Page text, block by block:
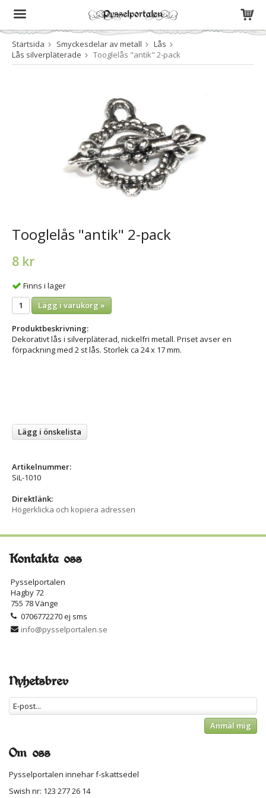
Produkten har blivit tillagd i varukorgen
Startsida Smyckesdelar av metall
Lås
Lås silverpläterade
Tooglelås "antik" 2-pack
Tooglelås "antik" 2-pack
8 kr
Finns i lager
Lägg i varukorg »
Produktbeskrivning:
Dekorativt lås i silverpläterad, nickelfri metall. Priset avser en
förpackning med 2 st lås. Storlek ca 24 x 17 mm.
Lägg i önskelista
Artikelnummer:
SiL-1010
Direktlänk:
Högerklicka och kopiera adressen
Kontakta oss
Pysselportalen
Hagby 72
755 78 Vänge
0706772270 ej sms
info@pysselportalen.se
Nyhetsbrev
Anmäl mig
Om oss
Pysselportalen innehar f-skattsedel
Swish nr: 123 277 26 14